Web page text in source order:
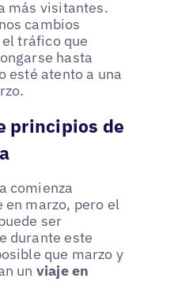
más visitantes.
cambios
tráfico que
hasta
esté atento a una
principios de
comienza
marzo, pero el
ser
durante este
que marzo y
un viaje en